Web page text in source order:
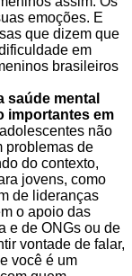
emoções. E
que dizem que
em
brasileiros
saúde mental
importantes em
não
problemas de
do contexto,
jovens, como
de lideranças
o apoio das
e de ONGs ou de
vontade de falar,
você é um